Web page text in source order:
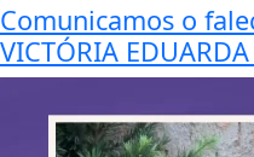
Comunicamos o
VICTÓRIA